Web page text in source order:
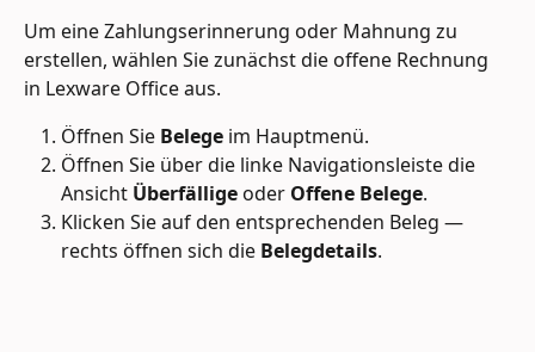
Um eine Zahlungserinnerung oder Mahnung zu
erstellen, wählen Sie zunächst die offene Rechnung
in Lexware Office aus.
Öffnen Sie Belege im Hauptmenü.
Öffnen Sie über die linke Navigationsleiste die
Ansicht Überfällige oder Offene Belege.
Klicken Sie auf den entsprechenden Beleg —
rechts öffnen sich die Belegdetails.